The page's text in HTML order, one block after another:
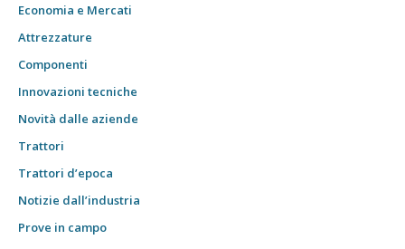
Economia e Mercati
Attrezzature
Componenti
Innovazioni tecniche
Novità dalle aziende
Trattori
Trattori d’epoca
Notizie dall’industria
Prove in campo